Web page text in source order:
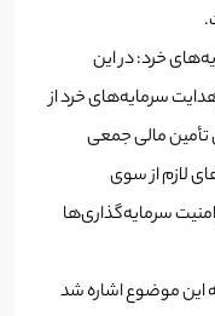
خرد: در این
سرمایه‌های خرد از
تأمین مالی جمعی
لازم از سوی
امنیت سرمایه‌گذاری‌ها
این موضوع اشاره شد